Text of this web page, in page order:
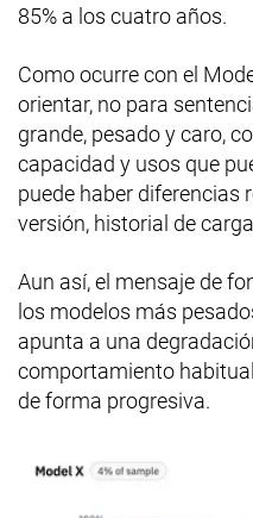
85% a los cuatro años.
Como ocurre con el
orientar, no para
grande, pesado y caro,
capacidad y usos que
puede haber diferencias
versión, historial de
Aun así, el mensaje de
los modelos más
apunta a una
comportamiento
de forma progresiva.